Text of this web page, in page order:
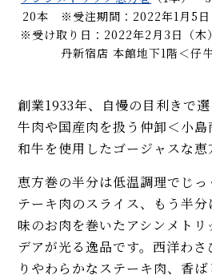
20本 ※受注期間：2022年1月5日
※受け取り日：2022年2月3日（木
丹新宿店 本館地下1階＜仔
創業1933年、自慢の目利きで
牛肉や国産肉を扱う仲卸＜小
和牛を使用したゴージャスな恵
恵方巻の半分は低温調理でじ
テーキ肉のスライス、もう半
味のお肉を巻いたアシンメトリ
デアが光る逸品です。西洋わ
りやわらかなステーキ肉、香